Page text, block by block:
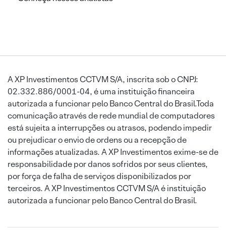
A XP Investimentos CCTVM S/A, inscrita sob o CNPJ:
02.332.886/0001-04, é uma instituição financeira
autorizada a funcionar pelo Banco Central do Brasil.Toda
comunicação através de rede mundial de computadores
está sujeita a interrupções ou atrasos, podendo impedir
ou prejudicar o envio de ordens ou a recepção de
informações atualizadas. A XP Investimentos exime-se de
responsabilidade por danos sofridos por seus clientes,
por força de falha de serviços disponibilizados por
terceiros. A XP Investimentos CCTVM S/A é instituição
autorizada a funcionar pelo Banco Central do Brasil.